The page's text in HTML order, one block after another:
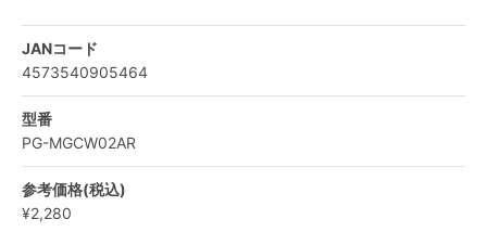
JANコード
4573540905464
型番
PG-MGCW02AR
参考価格(税込)
¥2,280